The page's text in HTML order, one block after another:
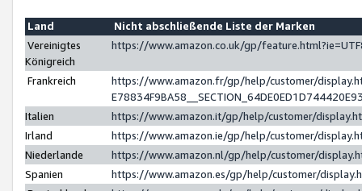
Land
Nicht abschließende Liste der Marken
Vereinigtes
Königreich
https://www.amazon.co.uk/gp/
Frankreich
https://www.amazon.fr/gp/help/customer/
Italien
https://www.amazon.it/gp/help/customer/
Irland
https://www.amazon.ie/gp/help/customer/
Niederlande
https://www.amazon.nl/gp/help/customer/
Spanien
https://www.amazon.es/gp/help/customer/